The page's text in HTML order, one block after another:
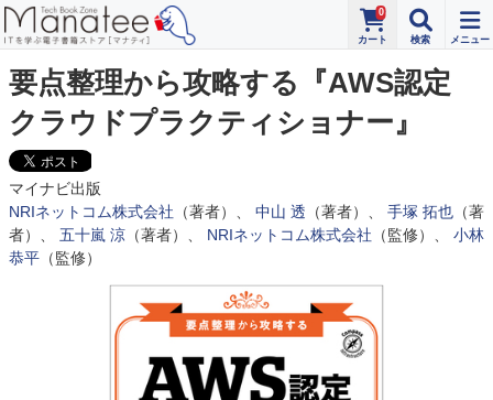
0
要点整理から攻略する『AWS認定
クラウドプラクティショナー』
マイナビ出版
NRIネットコム株式会社 （著者）、 中山 透 （著者）、 手塚 拓也 （著
者）、 五十嵐 涼 （著者）、 NRIネットコム株式会社 （監修）、 小林
恭平 （監修）